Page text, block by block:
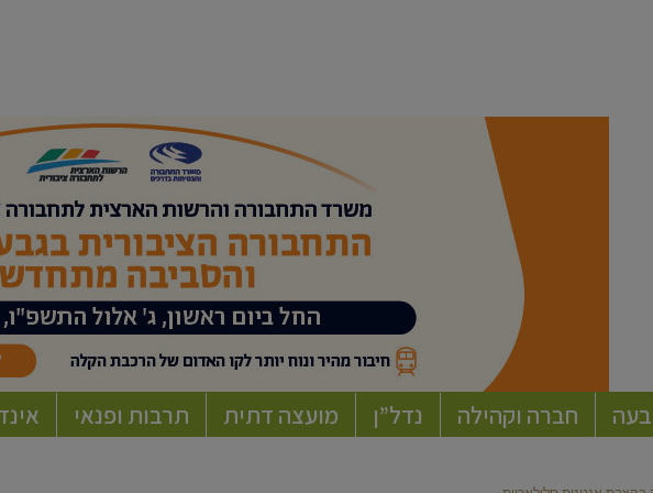
חברה וקהילה נדל”ן מועצה דתית תרבות ופנאי